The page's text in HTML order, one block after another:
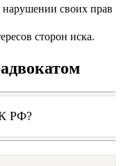
нарушении своих прав
сторон иска.
РФ?